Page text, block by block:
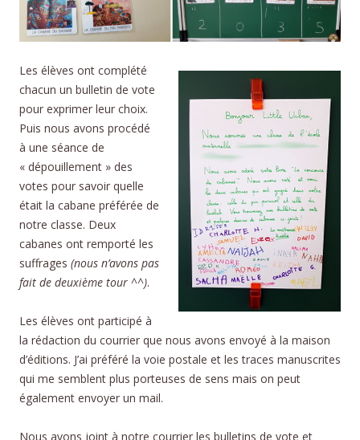
Les élèves ont complété
chacun un bulletin de vote
pour exprimer leur choix.
Puis nous avons procédé
à une séance de
« dépouillement » des
votes pour savoir quelle
était la cabane préférée de
notre classe. Deux
cabanes ont remporté les
suffrages (nous n’avons pas
fait de deuxième tour ^^).
Les élèves ont participé à
la rédaction du courrier que nous avons envoyé à la maison
d’éditions. J’ai préféré la voie postale et les traces manuscrites
qui me semblent plus porteuses de sens mais on peut
également envoyer un mail.
Nous avons joint à notre courrier les bulletins de vote et